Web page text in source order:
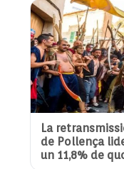
La
de Pollença
un 11,8% de